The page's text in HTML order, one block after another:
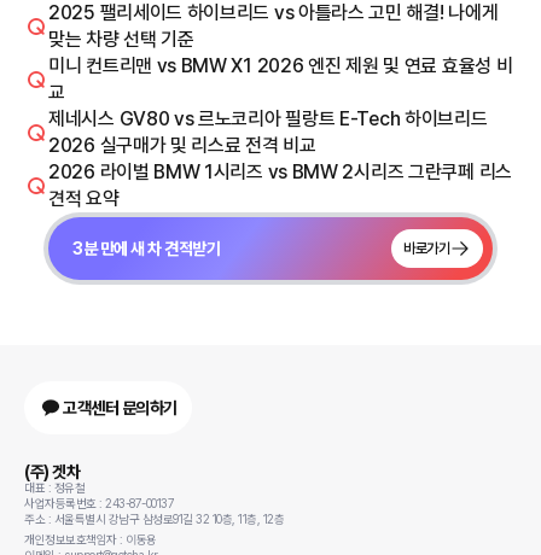
2025 팰리세이드 하이브리드 vs 아틀라스 고민 해결! 나에게
맞는 차량 선택 기준
미니 컨트리맨 vs BMW X1 2026 엔진 제원 및 연료 효율성 비
교
제네시스 GV80 vs 르노코리아 필랑트 E-Tech 하이브리드
2026 실구매가 및 리스료 전격 비교
2026 라이벌 BMW 1시리즈 vs BMW 2시리즈 그란쿠페 리스
견적 요약
3분 만에 새 차 견적받기 바로가기
고객센터 문의하기
(주) 겟차
대표 : 정유철
사업자등록번호 : 243-87-00137
주소 : 서울특별시 강남구 삼성로91길 32 10층, 11층, 12층
개인정보보호책임자 : 이동용